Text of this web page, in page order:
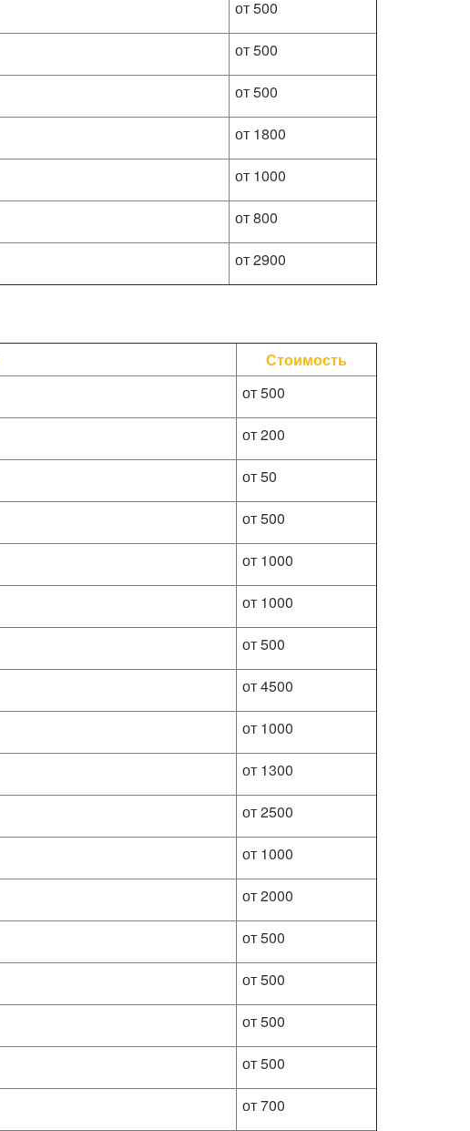
от 500
от 500
от 500
от 1800
от 1000
от 800
от 2900
Стоимость
от 500
от 200
от 50
от 500
от 1000
от 1000
от 500
от 4500
от 1000
от 1300
от 2500
от 1000
от 2000
от 500
от 500
от 500
от 500
от 700